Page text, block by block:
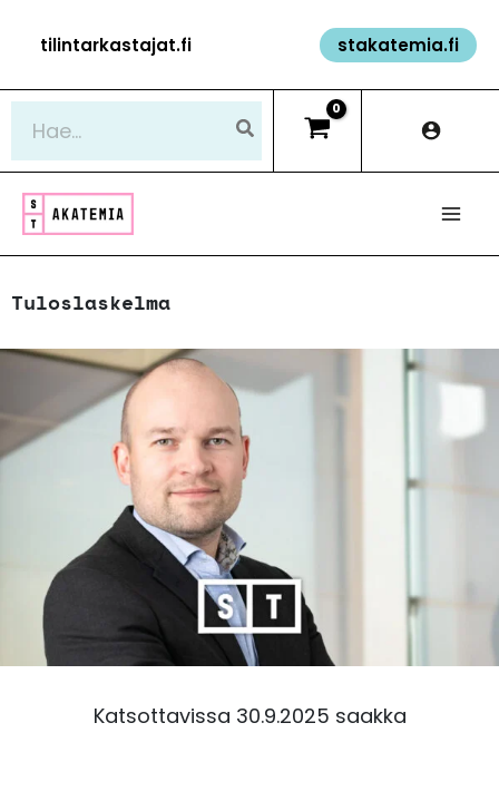
sisältöön
tilintarkastajat.fi stakatemia.fi
Tuloslaskelma
Katsottavissa 30.9.2025 saakka